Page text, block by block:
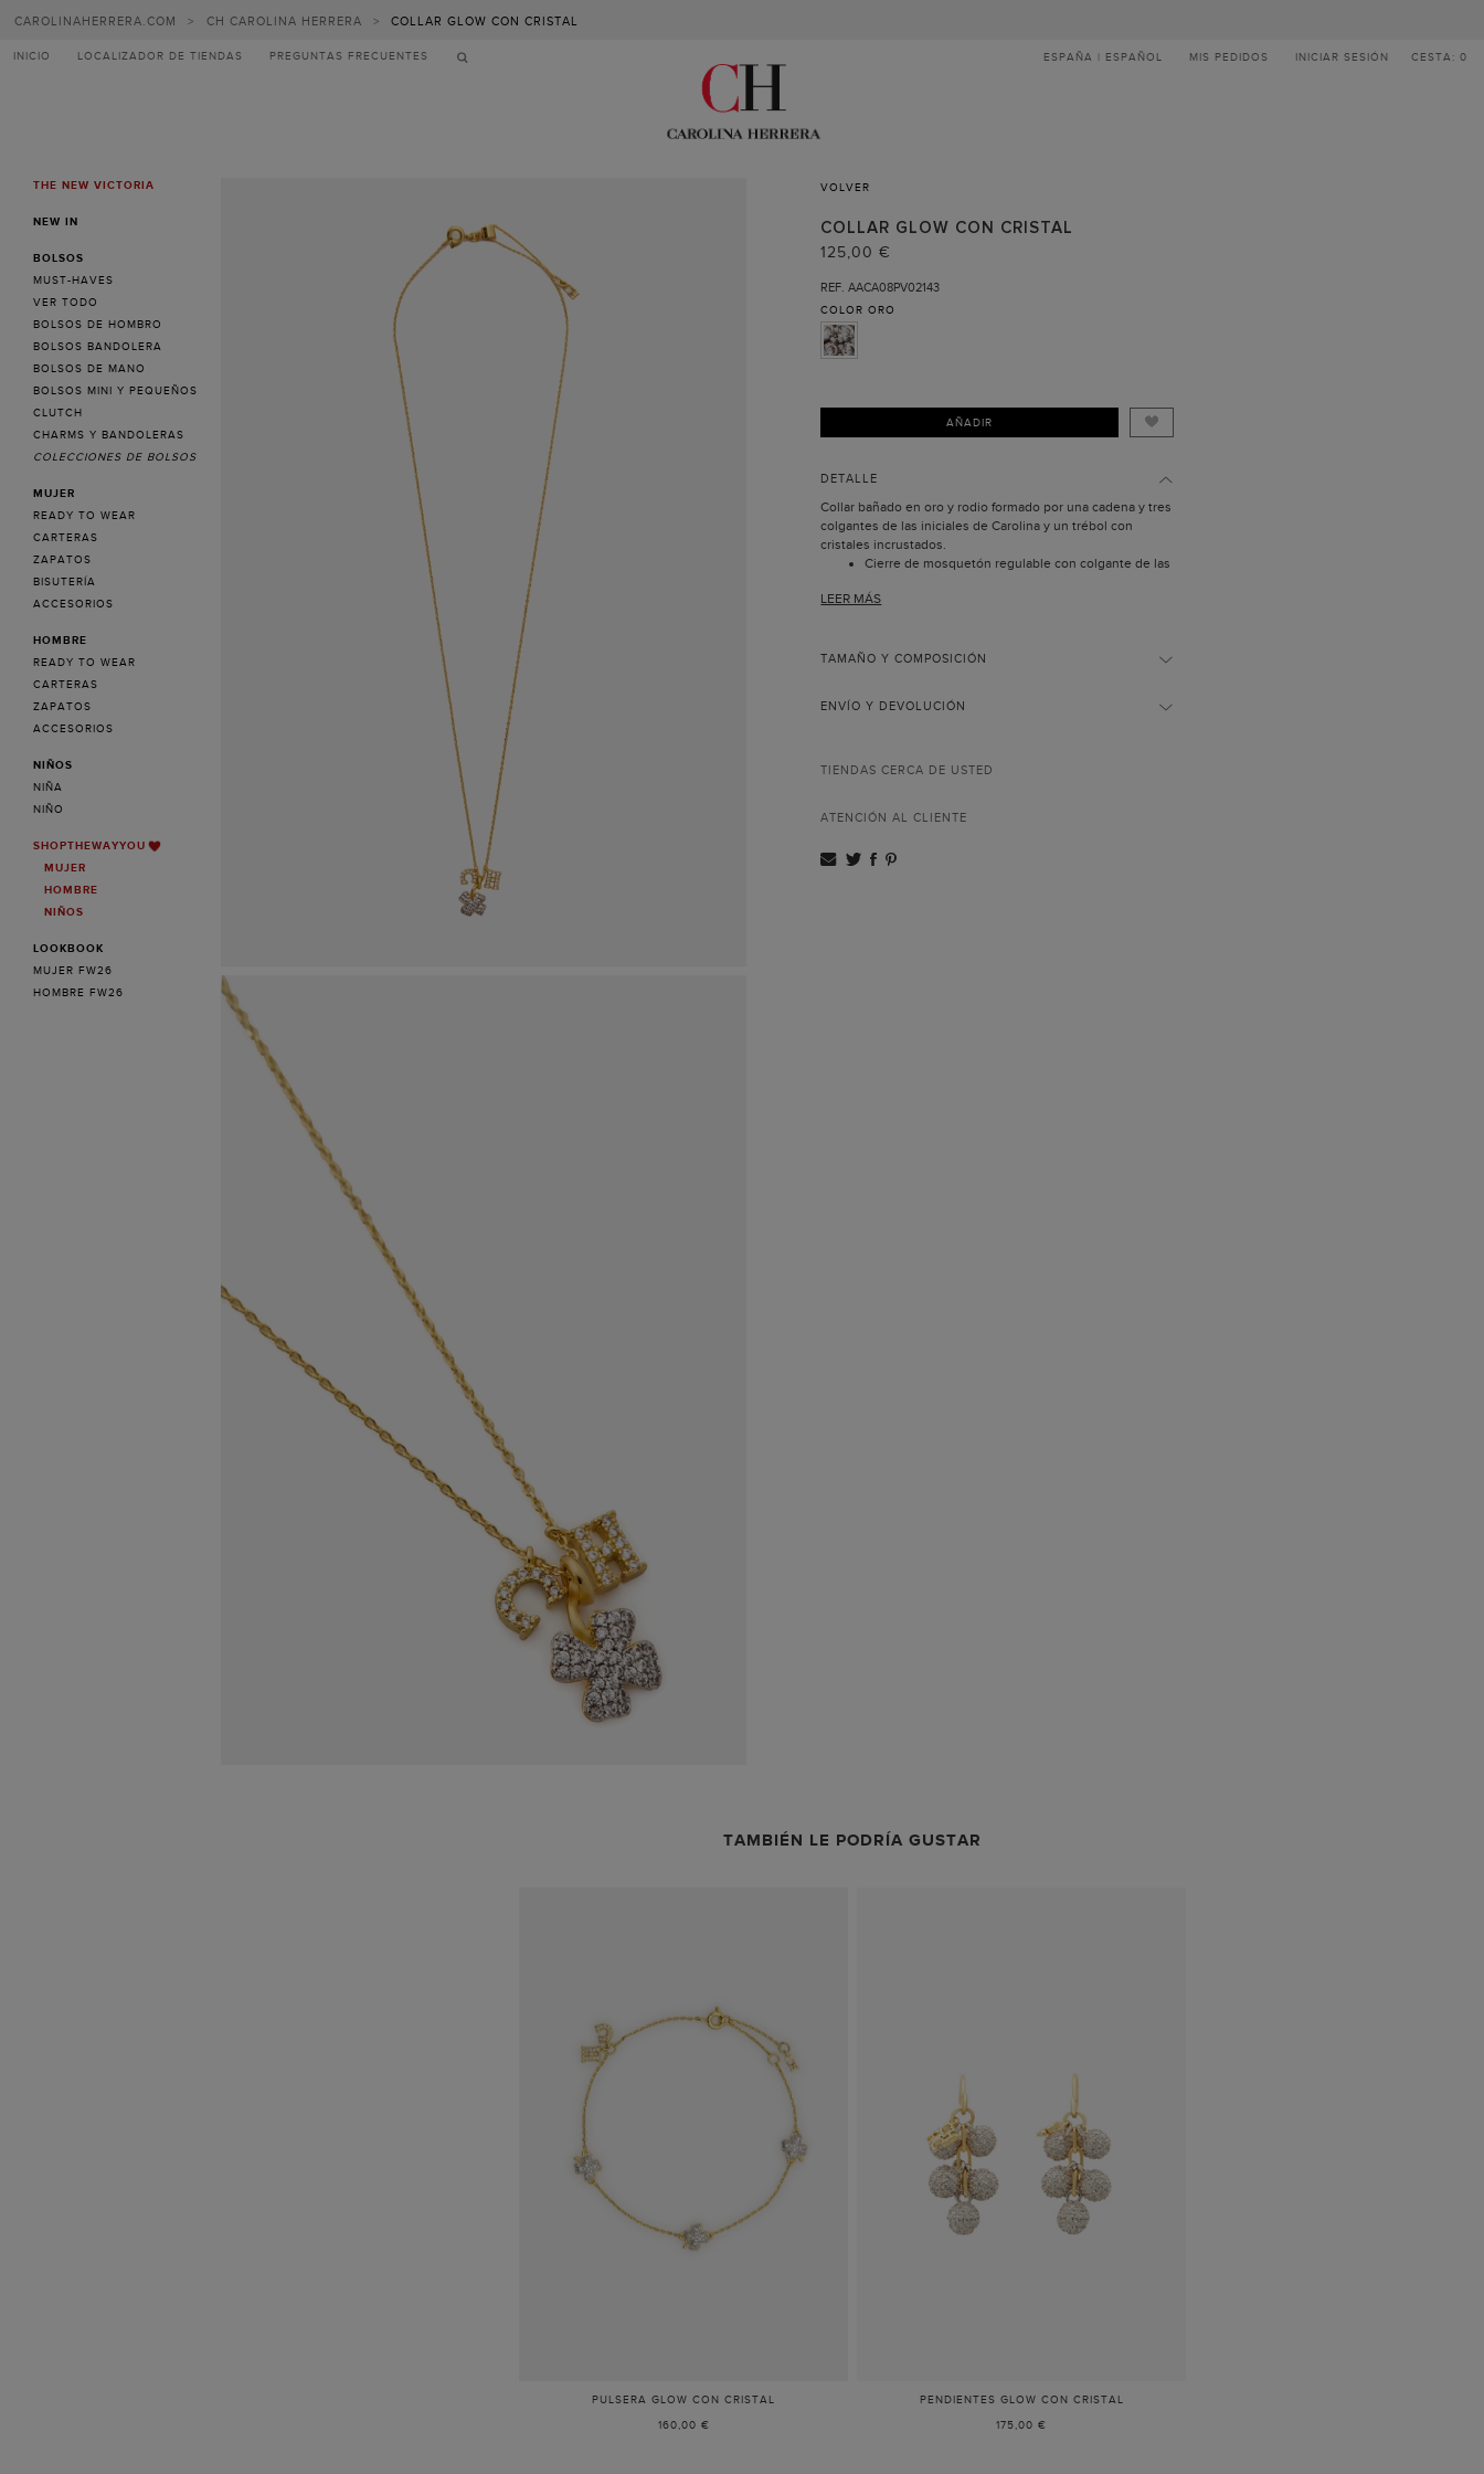
CAROLINAHERRERA.COM > CH CAROLINA HERRERA > COLLAR GLOW CON CRISTAL
INICIO LOCALIZADOR DE TIENDAS PREGUNTAS FRECUENTES ESPAÑA | ESPAÑOL MIS PEDIDOS INICIAR SESIÓN CESTA: 0
MENUTHE NEW VICTORIA
NEW IN
BOLSOS
MUST-HAVES
VER TODO
BOLSOS DE HOMBRO
BOLSOS BANDOLERA
BOLSOS DE MANO
BOLSOS MINI Y PEQUEÑOS
CLUTCH
CHARMS Y BANDOLERAS
COLECCIONES DE BOLSOS
MUJER
READY TO WEAR
CARTERAS
ZAPATOS
BISUTERÍA
ACCESORIOS
HOMBRE
READY TO WEAR
CARTERAS
ZAPATOS
ACCESORIOS
NIÑOS
NIÑA
NIÑO
SHOPTHEWAYYOU
MUJER
HOMBRE
NIÑOS
LOOKBOOK
MUJER FW26
HOMBRE FW26
VOLVER
COLLAR GLOW CON CRISTAL
125,00 €
REF. AACA08PV02143
COLOR ORO
AÑADIR
DETALLE
Collar bañado en oro y rodio formado por una cadena y tres
colgantes de las iniciales de Carolina y un trébol con
cristales incrustados.
Cierre de mosquetón regulable con colgante de las
LEER MÁS
TAMAÑO Y COMPOSICIÓN
ENVÍO Y DEVOLUCIÓN
TIENDAS CERCA DE USTED
ATENCIÓN AL CLIENTE
TAMBIÉN LE PODRÍA GUSTAR
PULSERA GLOW CON CRISTAL
160,00 €
PENDIENTES GLOW CON CRISTAL
175,00 €